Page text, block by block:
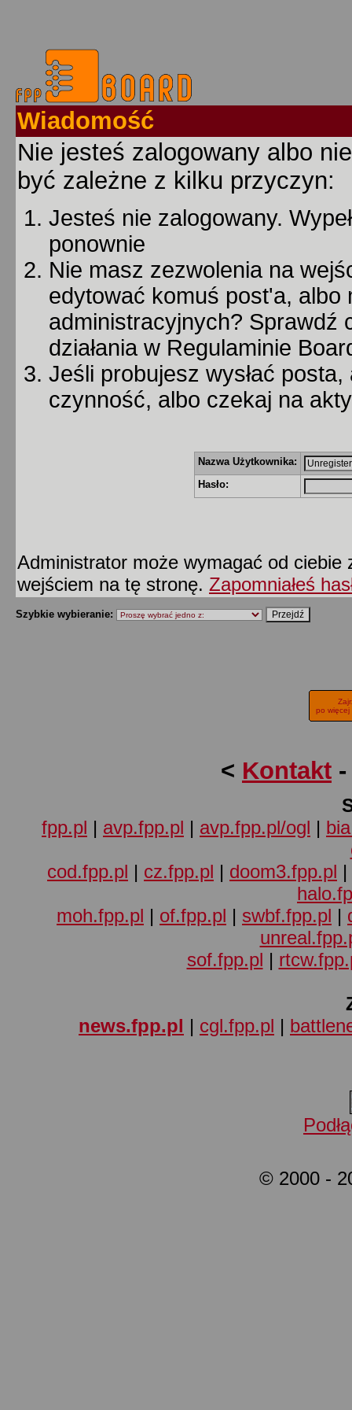
Wiadomość
Nie jesteś zalogowany albo
być zależne z kilku przyczyn:
Jesteś nie zalogowany.
ponownie
Nie masz zezwolenia na
edytować komuś post'a, albo
administracyjnych? Sprawdź
działania w Regulaminie
Jeśli probujesz wysłać
czynność, albo czekaj na
Nazwa Użytkownika:
Hasło:
Administrator może wymagać od
wejściem na tę stronę. Zapomniałeś
Szybkie wybieranie:
po więcej
< Kontakt
fpp.pl | avp.fpp.pl | avp.fpp.pl/ogl |
cod.fpp.pl | cz.fpp.pl | doom3.fpp.pl |
moh.fpp.pl | of.fpp.pl | swbf.fpp.pl |
sof.fpp.pl |
news.fpp.pl | cgl.fpp.pl |
© 2000 -